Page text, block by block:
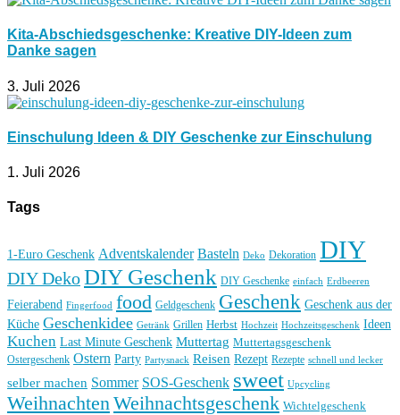
Kita-Abschiedsgeschenke: Kreative DIY-Ideen zum
Danke sagen
3. Juli 2026
Einschulung Ideen & DIY Geschenke zur Einschulung
1. Juli 2026
Tags
1-Euro Geschenk Adventskalender Basteln Deko Dekoration DIY
DIY DekoDIY Geschenk DIY Geschenke einfach Erdbeeren
Feierabend Fingerfood food Geldgeschenk Geschenk Geschenk aus der
Küche Geschenkidee Getränk Grillen Herbst Hochzeit Hochzeitsgeschenk Ideen
Kuchen Last Minute Geschenk Muttertag Muttertagsgeschenk
Ostergeschenk Ostern Party Partysnack Reisen Rezept Rezepte schnell und lecker
selber machen Sommer SOS-Geschenk sweet Upcycling
Weihnachten Weihnachtsgeschenk Wichtelgeschenk